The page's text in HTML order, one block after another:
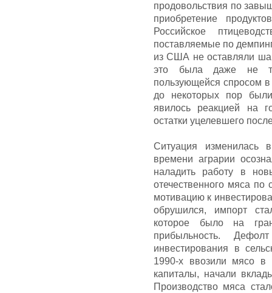
продовольствия по
приобретение
Российское
поставляемые по
из США не оставляли
это была даже не
пользующейся спросом
до некоторых пор
явилось реакцией на
остатки уцелевшего
Ситуация изменилась
времени аграрии
наладить работу в
отечественного мяса
мотивацию к
обрушился, импорт
которое было на
прибыльность.
инвестирования в
1990-х ввозили мясо в
капиталы, начали
Производство мяса